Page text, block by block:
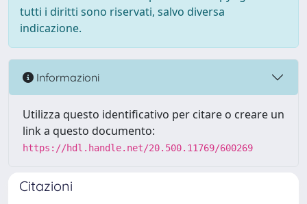
tutti i diritti sono riservati, salvo diversa
indicazione.
Informazioni
Utilizza questo identificativo per citare o creare un
link a questo documento:
https://hdl.handle.net/20.500.11769/600269
Citazioni